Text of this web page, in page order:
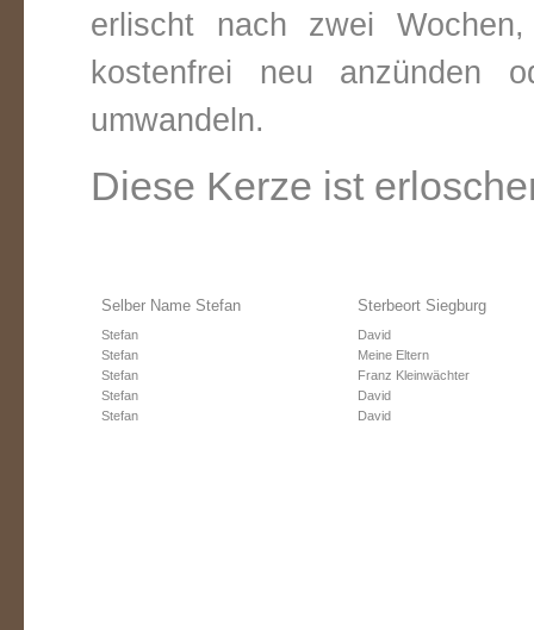
erlischt nach zwei
kostenfrei neu anzünden
umwandeln.
Diese Kerze ist
Selber Name Stefan
Stefan
Stefan
Stefan
Stefan
Stefan
Sterbeort Siegburg
David
Meine Eltern
Franz Kleinwächter
David
David